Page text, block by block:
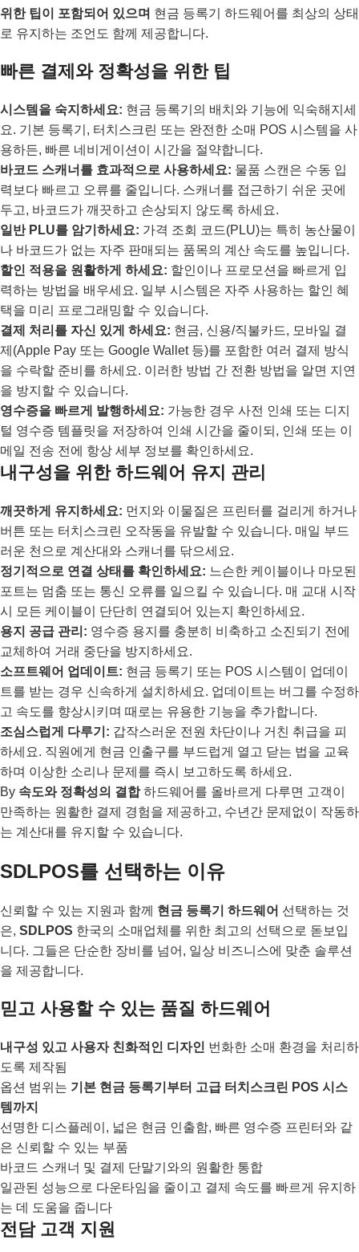
위한 팁이 포함되어 있으며 현금 등록기 하드웨어를 최상의 상태
로 유지하는 조언도 함께 제공합니다.
빠른 결제와 정확성을 위한 팁
시스템을 숙지하세요: 현금 등록기의 배치와 기능에 익숙해지세
요. 기본 등록기, 터치스크린 또는 완전한 소매 POS 시스템을 사
용하든, 빠른 네비게이션이 시간을 절약합니다.
바코드 스캐너를 효과적으로 사용하세요: 물품 스캔은 수동 입
력보다 빠르고 오류를 줄입니다. 스캐너를 접근하기 쉬운 곳에
두고, 바코드가 깨끗하고 손상되지 않도록 하세요.
일반 PLU를 암기하세요: 가격 조회 코드(PLU)는 특히 농산물이
나 바코드가 없는 자주 판매되는 품목의 계산 속도를 높입니다.
할인 적용을 원활하게 하세요: 할인이나 프로모션을 빠르게 입
력하는 방법을 배우세요. 일부 시스템은 자주 사용하는 할인 혜
택을 미리 프로그래밍할 수 있습니다.
결제 처리를 자신 있게 하세요: 현금, 신용/직불카드, 모바일 결
제(Apple Pay 또는 Google Wallet 등)를 포함한 여러 결제 방식
을 수락할 준비를 하세요. 이러한 방법 간 전환 방법을 알면 지연
을 방지할 수 있습니다.
영수증을 빠르게 발행하세요: 가능한 경우 사전 인쇄 또는 디지
털 영수증 템플릿을 저장하여 인쇄 시간을 줄이되, 인쇄 또는 이
메일 전송 전에 항상 세부 정보를 확인하세요.
내구성을 위한 하드웨어 유지 관리
깨끗하게 유지하세요: 먼지와 이물질은 프린터를 걸리게 하거나
버튼 또는 터치스크린 오작동을 유발할 수 있습니다. 매일 부드
러운 천으로 계산대와 스캐너를 닦으세요.
정기적으로 연결 상태를 확인하세요: 느슨한 케이블이나 마모된
포트는 멈춤 또는 통신 오류를 일으킬 수 있습니다. 매 교대 시작
시 모든 케이블이 단단히 연결되어 있는지 확인하세요.
용지 공급 관리: 영수증 용지를 충분히 비축하고 소진되기 전에
교체하여 거래 중단을 방지하세요.
소프트웨어 업데이트: 현금 등록기 또는 POS 시스템이 업데이
트를 받는 경우 신속하게 설치하세요. 업데이트는 버그를 수정하
고 속도를 향상시키며 때로는 유용한 기능을 추가합니다.
조심스럽게 다루기: 갑작스러운 전원 차단이나 거친 취급을 피
하세요. 직원에게 현금 인출구를 부드럽게 열고 닫는 법을 교육
하며 이상한 소리나 문제를 즉시 보고하도록 하세요.
By 속도와 정확성의 결합하드웨어를 올바르게 다루면 고객이
만족하는 원활한 결제 경험을 제공하고, 수년간 문제없이 작동하
는 계산대를 유지할 수 있습니다.
SDLPOS를 선택하는 이유
신뢰할 수 있는 지원과 함께 현금 등록기 하드웨어 선택하는 것
은, SDLPOS 한국의 소매업체를 위한 최고의 선택으로 돋보입
니다. 그들은 단순한 장비를 넘어, 일상 비즈니스에 맞춘 솔루션
을 제공합니다.
믿고 사용할 수 있는 품질 하드웨어
내구성 있고 사용자 친화적인 디자인 번화한 소매 환경을 처리하
도록 제작됨
옵션 범위는 기본 현금 등록기부터 고급 터치스크린 POS 시스
템까지
선명한 디스플레이, 넓은 현금 인출함, 빠른 영수증 프린터와 같
은 신뢰할 수 있는 부품
바코드 스캐너 및 결제 단말기와의 원활한 통합
일관된 성능으로 다운타임을 줄이고 결제 속도를 빠르게 유지하
는 데 도움을 줍니다
전담 고객 지원